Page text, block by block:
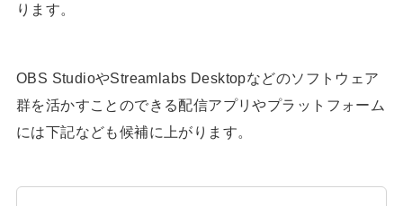
ります。
OBS StudioやStreamlabs Desktopなどのソフトウェア
群を活かすことのできる配信アプリやプラットフォーム
には下記なども候補に上がります。